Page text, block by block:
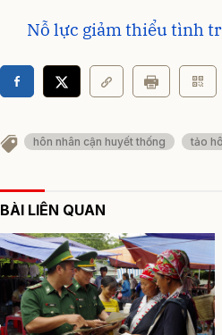
Nỗ lực giảm thiểu tình
hôn nhân cận huyết thống tảo
BÀI LIÊN QUAN